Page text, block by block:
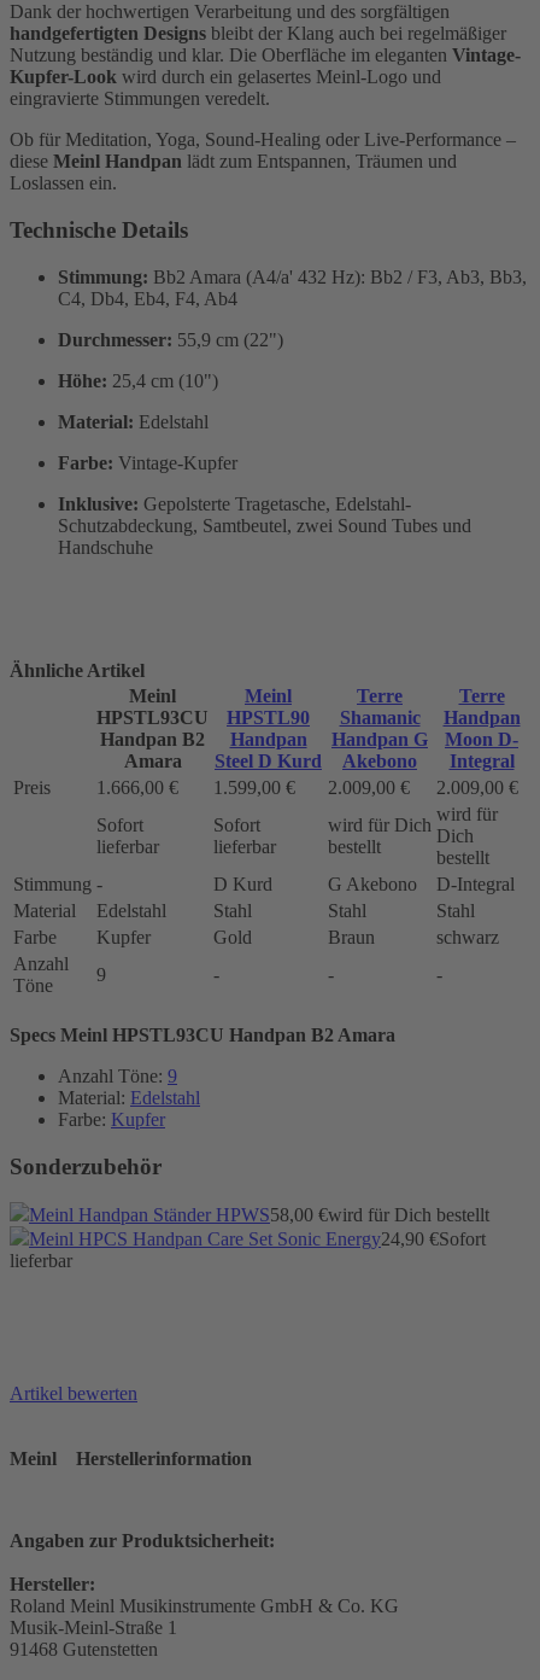
Dank der hochwertigen Verarbeitung und des sorgfältigen
handgefertigten Designs bleibt der Klang auch bei regelmäßiger
Nutzung beständig und klar. Die Oberfläche im eleganten Vintage-
Kupfer-Look wird durch ein gelasertes Meinl-Logo und
eingravierte Stimmungen veredelt.
Ob für Meditation, Yoga, Sound-Healing oder Live-Performance –
diese Meinl Handpan lädt zum Entspannen, Träumen und
Loslassen ein.
Technische Details
Stimmung: Bb2 Amara (A4/a' 432 Hz): Bb2 / F3, Ab3, Bb3,
C4, Db4, Eb4, F4, Ab4
Durchmesser: 55,9 cm (22")
Höhe: 25,4 cm (10")
Material: Edelstahl
Farbe: Vintage-Kupfer
Inklusive: Gepolsterte Tragetasche, Edelstahl-
Schutzabdeckung, Samtbeutel, zwei Sound Tubes und
Handschuhe
Ähnliche Artikel
Meinl
HPSTL93CU
Handpan B2
Amara
Meinl
HPSTL90
Handpan
Steel D Kurd
Terre
Shamanic
Handpan G
Akebono
Terre
Handpan
Moon D-
Integral
Preis
1.666,00 € 1.599,00 € 2.009,00 €
2.009,00 €
Sofort
lieferbar
Sofort
lieferbar
wird für Dich
bestellt
wird für
Dich
bestellt
Stimmung - D Kurd G Akebono
D-Integral
Material
Edelstahl Stahl Stahl
Stahl
Farbe
Kupfer Gold Braun
schwarz
Anzahl
Töne
9 - - -
Specs Meinl HPSTL93CU Handpan B2 Amara
Anzahl Töne: 9
Material: Edelstahl
Farbe: Kupfer
Sonderzubehör
Meinl Handpan Ständer HPWS58,00 €wird für Dich bestellt
Meinl HPCS Handpan Care Set Sonic Energy24,90 €Sofort
lieferbar
Artikel bewerten
Meinl Herstellerinformation
Angaben zur Produktsicherheit:
Hersteller:
Roland Meinl Musikinstrumente GmbH & Co. KG
Musik-Meinl-Straße 1
91468 Gutenstetten